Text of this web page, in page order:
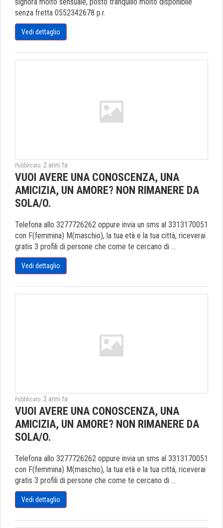
senza fretta 0552342678 p.r.
Vedi dettaglio
Pubblicato: 2 anni fa
VUOI AVERE UNA CONOSCENZA, UNA
AMICIZIA, UN AMORE? NON RIMANERE DA
SOLA/O.
Telefona allo 3277726262 oppure invia un sms al 3313170051
con F(femmina) M(maschio), la tua età e la tua città, riceverai
gratis 3 profili di persone che come te cercano di ...
Vedi dettaglio
Pubblicato: 2 anni fa
VUOI AVERE UNA CONOSCENZA, UNA
AMICIZIA, UN AMORE? NON RIMANERE DA
SOLA/O.
Telefona allo 3277726262 oppure invia un sms al 3313170051
con F(femmina) M(maschio), la tua età e la tua città, riceverai
gratis 3 profili di persone che come te cercano di ...
Vedi dettaglio